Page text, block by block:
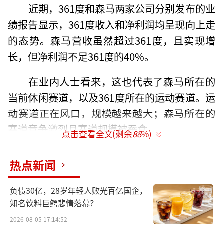
近期，361度和森马两家公司分别发布的业
绩报告显示，361度收入和净利润均呈现向上走
的态势。森马营收虽然超过361度，且实现增
长，但净利润不足361度的40%。
在业内人士看来，这也代表了森马所在的
当前休闲赛道，以及361度所在的运动赛道。运
动赛道正在风口，规模越来越大；森马所在的
赛道竞争激烈且赛道规模被蚕食。
2025年上半年，361度实现营业收入约57.
05亿元，同比增长11%，净利润为8.58亿元，
同比增长8.6%。
点击查看全文(剩余88%)
热点新闻
负债30亿，28岁年轻人败光百亿国企，
知名饮料巨鳄悲情落幕？
2026-08-05 17:14:52